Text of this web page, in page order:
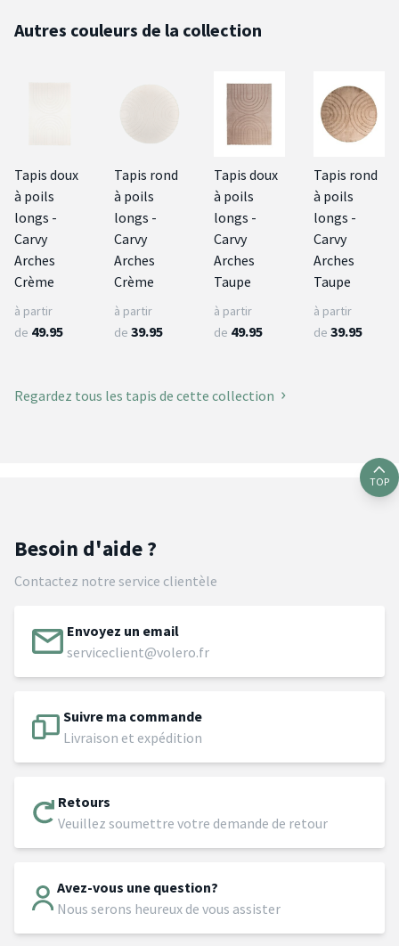
Autres couleurs de la collection
Tapis doux
à poils
longs -
Carvy
Arches
Crème
à partir
de 49.95
Tapis rond
à poils
longs -
Carvy
Arches
Crème
à partir
de 39.95
Tapis doux
à poils
longs -
Carvy
Arches
Taupe
à partir
de 49.95
Tapis rond
à poils
longs -
Carvy
Arches
Taupe
à partir
de 39.95
Regardez tous les tapis de cette collection
TOP
Besoin d'aide ?
Contactez notre service clientèle
Envoyez un email
serviceclient@volero.fr
Suivre ma commande
Livraison et expédition
Retours
Veuillez soumettre votre demande de retour
Avez-vous une question?
Nous serons heureux de vous assister